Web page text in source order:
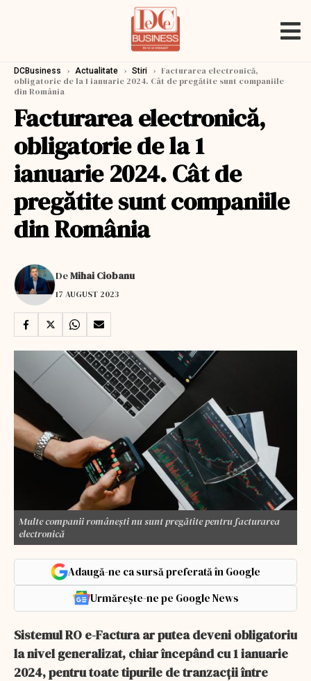
DCBusiness › Actualitate › Stiri › Facturarea electronică,
obligatorie de la 1 ianuarie 2024. Cât de pregătite sunt companiile
din România
Facturarea electronică,
obligatorie de la 1
ianuarie 2024. Cât de
pregătite sunt companiile
din România
DeMihai Ciobanu
17 AUGUST 2023
Multe companii românești nu sunt pregătite pentru facturarea
electronică
Adaugă-ne ca sursă preferată în Google
Urmărește-ne pe Google News
Sistemul RO e-Factura ar putea deveni obligatoriu
la nivel generalizat, chiar începând cu 1 ianuarie
2024, pentru toate tipurile de tranzacții între